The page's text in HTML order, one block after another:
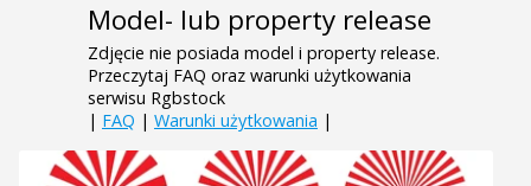
Model- lub property release
Zdjęcie nie posiada model i property release.
Przeczytaj FAQ oraz warunki użytkowania
serwisu Rgbstock
| FAQ | Warunki użytkowania |